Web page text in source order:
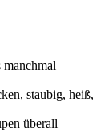
staubig, heiß,
überall